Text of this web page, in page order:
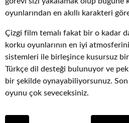
oyunlarından en akıllı karakteri
Çizgi film temalı fakat bir o kadar
korku oyunlarının en iyi
sistemleri ile birleşince kusursuz
Türkçe dil desteği bulunuyor ve
bir şekilde oynayabiliyorsunuz.
oyunu çok seveceksiniz.